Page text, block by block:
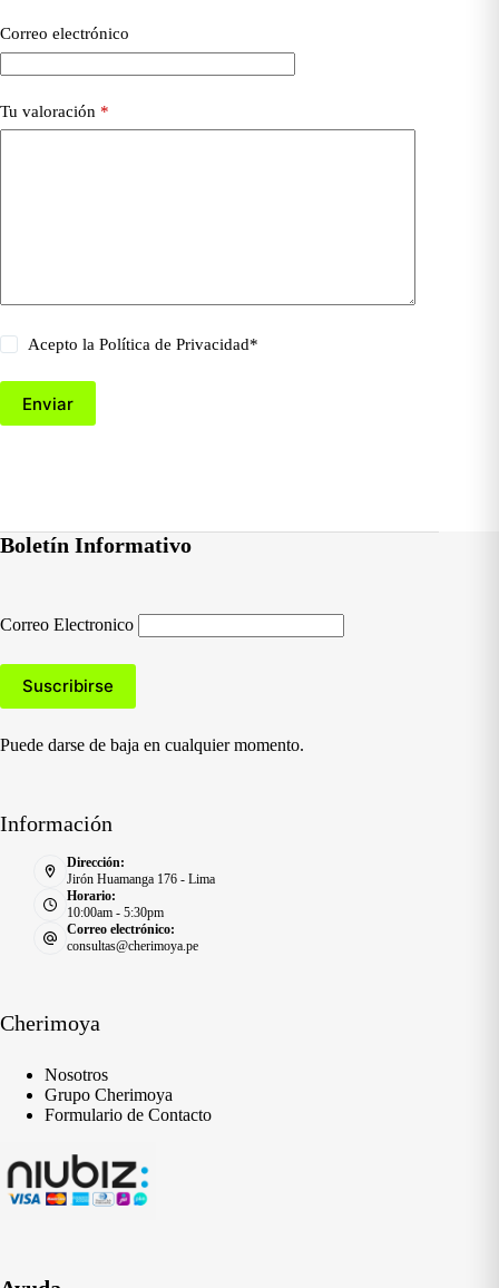
Correo electrónico
Tu valoración *
Acepto laPolítica de Privacidad*
Enviar
Boletín Informativo
Correo Electronico
Puede darse de baja en cualquier momento.
Información
Dirección:
Jirón Huamanga 176 - Lima
Horario:
10:00am - 5:30pm
Correo electrónico:
consultas@cherimoya.pe
Cherimoya
Nosotros
Grupo Cherimoya
Formulario de Contacto